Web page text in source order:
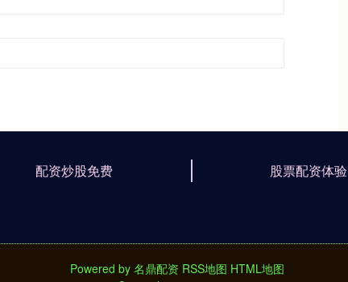
配资炒股免费 股票配资体验
Powered by 名鼎配资 RSS地图 HTML地图